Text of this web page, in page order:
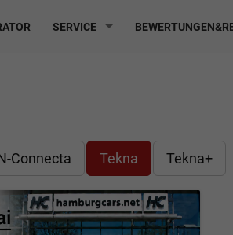
SERVICE
Connecta Tekna Tekna+